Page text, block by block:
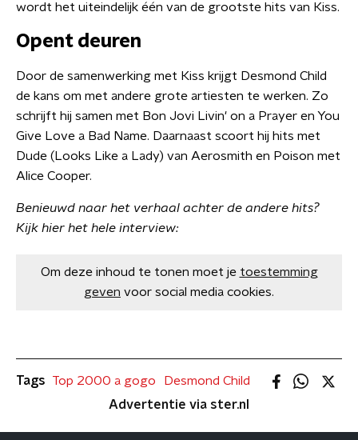
wordt het uiteindelijk één van de grootste hits van Kiss.
Opent deuren
Door de samenwerking met Kiss krijgt Desmond Child
de kans om met andere grote artiesten te werken. Zo
schrijft hij samen met Bon Jovi Livin' on a Prayer en You
Give Love a Bad Name. Daarnaast scoort hij hits met
Dude (Looks Like a Lady) van Aerosmith en Poison met
Alice Cooper.
Benieuwd naar het verhaal achter de andere hits?
Kijk hier het hele interview:
Om deze inhoud te tonen moet je toestemming
geven voor social media cookies.
Tags Top 2000 a gogo
Desmond Child
Advertentie via ster.nl